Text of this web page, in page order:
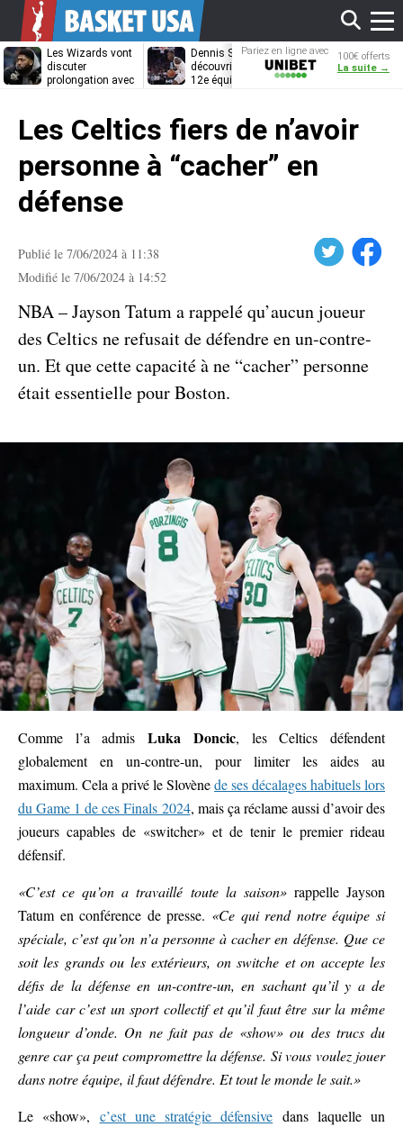
Les Wizards vont
discuter
prolongation avec
Dennis Schröder
découvrira-t-il une
12e équipe
Les Grizzlies
cherchent
Pariez en ligne avec
Unibet
100€ offerts
La suite →
Les Celtics fiers de n’avoir
personne à “cacher” en
défense
Publié le 7/06/2024 à 11:38
Modifié le 7/06/2024 à 14:52
Facebook
NBA – Jayson Tatum a rappelé qu’aucun joueur
des Celtics ne refusait de défendre en un-contre-
un. Et que cette capacité à ne “cacher” personne
était essentielle pour Boston.
Comme l’a admisLuka Doncic, les Celtics défendent
globalement en un-contre-un, pour limiter les aides au
maximum. Cela a privé le Slovènede ses décalages habituels lors
du Game 1 de ces Finals 2024, mais ça réclame aussi d’avoir des
joueurs capables de «switcher» et de tenir le premier rideau
défensif.
«C’est ce qu’on a travaillé toute la saison»rappelle Jayson
Tatum en conférence de presse. «Ce qui rend notre équipe si
spéciale, c’est qu’on n’a personne à cacher en défense. Que ce
soit les grands ou les extérieurs, on switche et on accepte les
défis de la défense en un-contre-un, en sachant qu’il y a de
l’aide car c’est un sport collectif et qu’il faut être sur la même
longueur d’onde. On ne fait pas de «show» ou des trucs du
genre car ça peut compromettre la défense. Si vous voulez jouer
dans notre équipe, il faut défendre. Et tout le monde le sait.»
Le «show», c’est une stratégie défensive dans laquelle un